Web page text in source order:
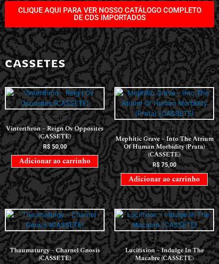
CLIQUE AQUI PARA VER NOSSO CATÁLOGO COMPLETO
DE CDS IMPORTADOS
CASSETES
CASSETES
Vinterthron – Reign Ov Opposites
(CASSETE)
R$50,00
Adicionar ao carrinho
CASSETES
Mephitic Grave – Into The Atrium
Of Human Morbidity (Prata)
(CASSETE)
R$75,00
Adicionar ao carrinho
CASSETES
Thaumaturgy – Charnel Gnosis
(CASSETE)
CASSETES
Lucifixion – Indulge In The
Macabre (CASSETE)